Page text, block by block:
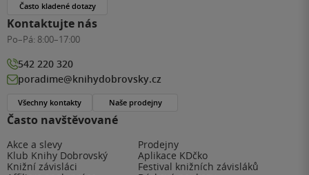
Často navštěvované
Akce a slevy
Prodejny
Klub Knihy Dobrovský
Aplikace KDčko
Knižní závisláci
Festival knižních závisláků
Často kladené dotazy
Kontaktujte nás
Po–Pá: 8:00–17:00
542 220 320
poradime@knihydobrovsky.cz
Všechny kontakty Naše prodejny